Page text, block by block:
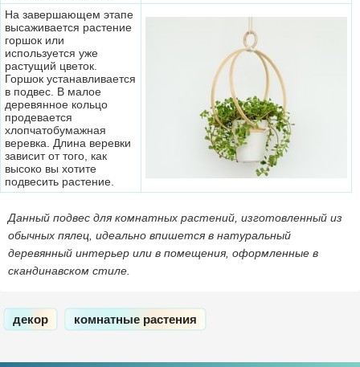
На завершающем этапе
высаживается растение
горшок или
используется уже
растущий цветок.
Горшок устанавливается
в подвес. В малое
деревянное кольцо
продевается
хлопчатобумажная
веревка. Длина веревки
зависит от того, как
высоко вы хотите
подвесить растение.
Данный подвес для комнатных растений, изготовленный из
обычных пялец, идеально впишется в натуральный
деревянный интерьер или в помещения, оформленные в
скандинавском стиле.
декор комнатные растения